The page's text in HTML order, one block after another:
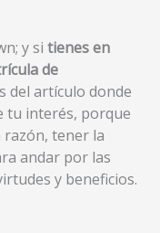
y si tienes en
de
del artículo donde
tu interés, porque
tener la
andar por las
y beneficios.